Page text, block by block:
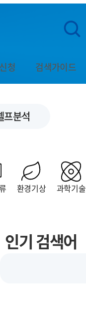
청 검색가이드
프분석
환경기상 과학기술
인기 검색어